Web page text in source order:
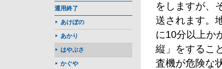
をしますが、
送されます。
に10分以上か
縦」をするこ
査機が危険な
運用終了
あけぼの
あかり
はやぶさ
かぐや